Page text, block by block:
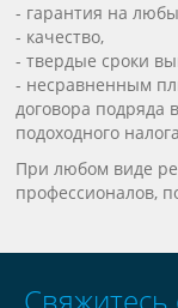
- гарантия на
- качество,
- твердые сроки
- несравненным
договора подряда
подоходного
При любом виде
профессионалов,